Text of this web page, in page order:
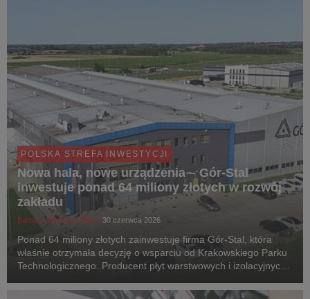
POLSKA STREFA INWESTYCJI
Nowa hala, nowe urządzenia – Gór-Stal
inwestuje ponad 64 miliony złotych w rozwój
zakładu
Barbara Wityńska-Słącz 30 czerwca 2026
Ponad 64 miliony złotych zainwestuje firma Gór-Stal, która
właśnie otrzymała decyzję o wsparciu od Krakowskiego Parku
Technologicznego. Producent płyt warstwowych i izolacyjnych